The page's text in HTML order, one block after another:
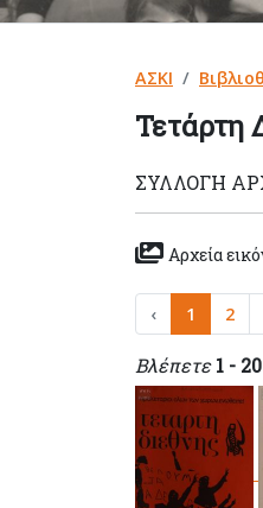
ΑΣΚΙ
Τετάρτη
ΣΥΛΛΟΓΉ
Αρχεία
‹ 1 2
Βλέπετε 1 - 20